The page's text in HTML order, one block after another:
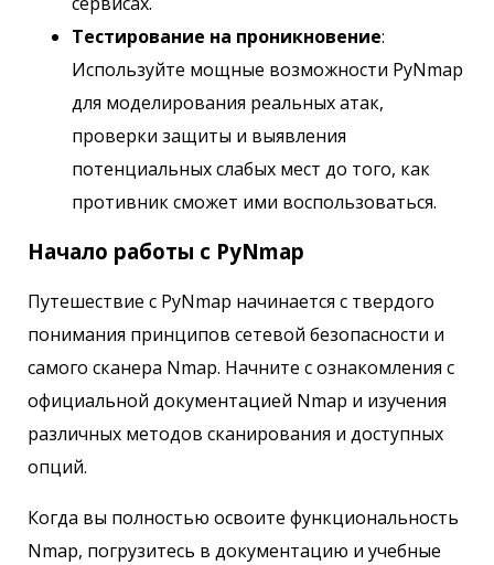
Тестирование на проникновение:
Используйте мощные возможности PyNmap
для моделирования реальных атак,
проверки защиты и выявления
потенциальных слабых мест до того, как
противник сможет ими воспользоваться.
Начало работы с PyNmap
Путешествие с PyNmap начинается с твердого
понимания принципов сетевой безопасности и
самого сканера Nmap. Начните с ознакомления с
официальной документацией Nmap и изучения
различных методов сканирования и доступных
опций.
Когда вы полностью освоите функциональность
Nmap, погрузитесь в документацию и учебные